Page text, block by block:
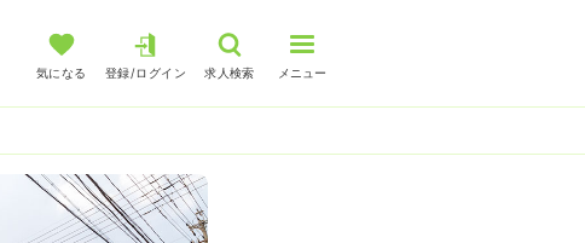
気になる 登録/ログイン 求人検索 メニュー